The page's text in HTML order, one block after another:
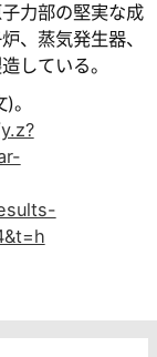
力部の堅実な成
、蒸気発生器、
している。